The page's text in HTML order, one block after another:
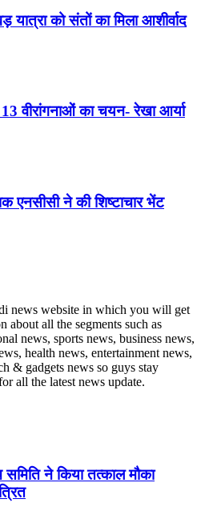
को संतों का मिला आशीर्वाद
वीरांगनाओं का चयन- रेखा आर्या
एनसीसी ने की शिष्टाचार भेंट
news website in which you will get
about all the segments such as
news, sports news, business news,
health news, entertainment news,
& gadgets news so guys stay
all the latest news update.
समिति ने किया तत्काल मौका